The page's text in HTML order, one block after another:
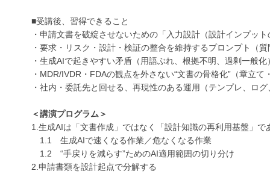
■受講後、習得できること
・申請文書を破綻させないための「入力設計（設計インプッ
・要求・リスク・設計・検証の整合を維持するプロンプト（
・生成AIで起きやすい矛盾（用語ぶれ、根拠不明、過剰一般
・MDR/IVDR・FDAの観点を外さない“文書の骨格化”（章立て
・社内・委託先と回せる、再現性のある運用（テンプレ、ロ
＜講演プログラム＞
1.生成AIは「文書作成」ではなく「設計知識の再利用基盤」で
1.1 生成AIで速くなる作業／危なくなる作業
1.2 “手戻りを減らす”ためのAI適用範囲の切り分け
2.申請書類を設計起点で分解する